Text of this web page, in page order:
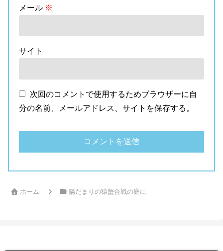
メール ※
サイト
次回のコメントで使用するためブラウザーに自
分の名前、メールアドレス、サイトを保存する。
ホーム 陽だまりの猿蟹合戦の庭に